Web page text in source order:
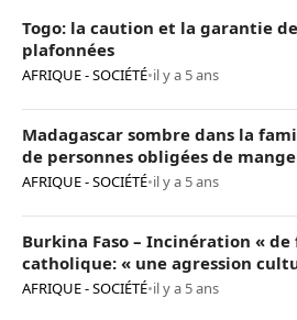
Togo: la caution et la garantie
plafonnées
AFRIQUE - SOCIÉTÉ•il y a 5 ans
Madagascar sombre dans la
de personnes obligées de
AFRIQUE - SOCIÉTÉ•il y a 5 ans
Burkina Faso – Incinération « de
catholique: « une agression
provocation de trop »
AFRIQUE - SOCIÉTÉ•il y a 5 ans